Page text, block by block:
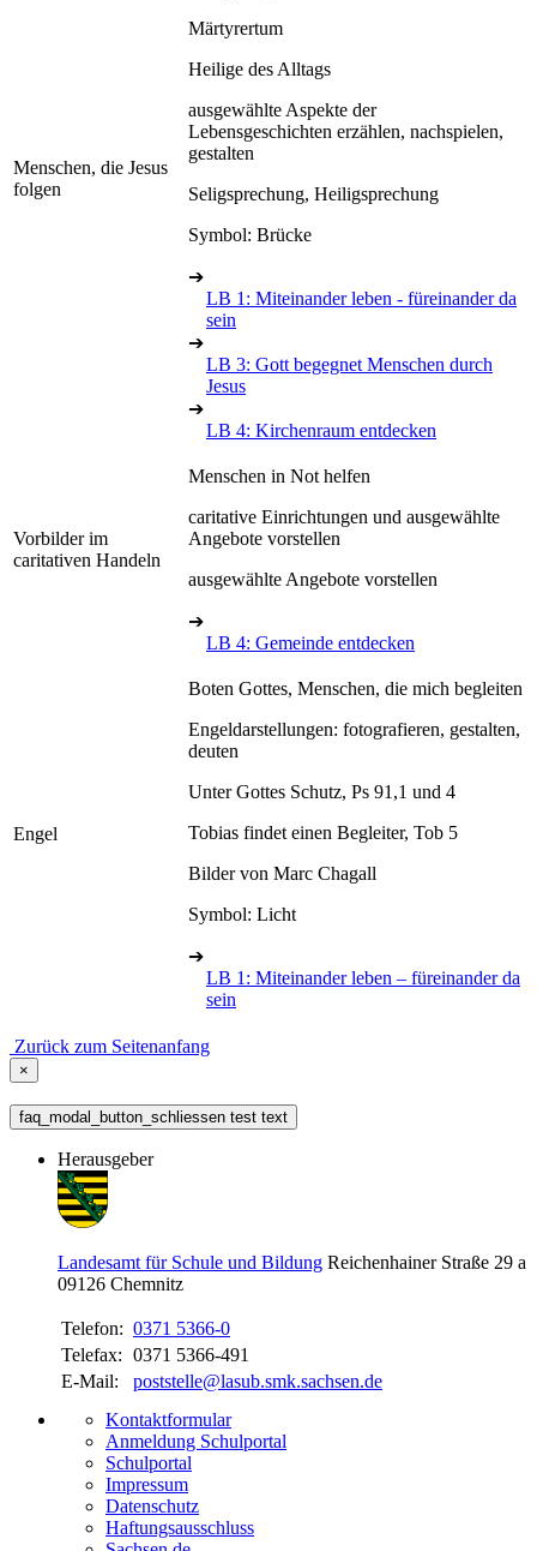
Menschen, die Jesus
folgen
Märtyrertum
Heilige des Alltags
ausgewählte Aspekte der
Lebensgeschichten erzählen, nachspielen,
gestalten
Seligsprechung, Heiligsprechung
Symbol: Brücke
➔
LB 1: Miteinander leben - füreinander da
sein
➔
LB 3: Gott begegnet Menschen durch
Jesus
➔
LB 4: Kirchenraum entdecken
Vorbilder im
caritativen Handeln
Menschen in Not helfen
caritative Einrichtungen und ausgewählte
Angebote vorstellen
ausgewählte Angebote vorstellen
➔
LB 4: Gemeinde entdecken
Engel
Boten Gottes, Menschen, die mich begleiten
Engeldarstellungen: fotografieren, gestalten,
deuten
Unter Gottes Schutz, Ps 91,1 und 4
Tobias findet einen Begleiter, Tob 5
Bilder von Marc Chagall
Symbol: Licht
➔
LB 1: Miteinander leben – füreinander da
sein
Zurück zum Seitenanfang
×
faq_modal_button_schliessen test text
Herausgeber
Landesamt für Schule und Bildung Reichenhainer Straße 29 a
09126 Chemnitz
Telefon: 0371 5366-0
Telefax: 0371 5366-491
E-Mail:
poststelle@lasub.smk.sachsen.de
Kontaktformular
Anmeldung Schulportal
Schulportal
Impressum
Datenschutz
Haftungsausschluss